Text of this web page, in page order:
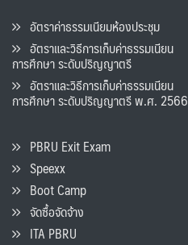
อัตราค่าธรรมเนียมห้องประชุม
อัตราและวิธีการเก็บค่าธรรมเนียน
การศึกษา ระดับปริญญาตรี
อัตราและวิธีการเก็บค่าธรรมเนียน
การศึกษา ระดับปริญญาตรี พ.ศ. 2566
PBRU Exit Exam
Speexx
Boot Camp
จัดซื้อจัดจ้าง
ITA PBRU